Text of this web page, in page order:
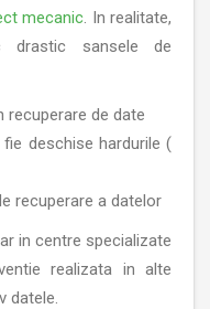
mecanic. In realitate,
drastic sansele de
recuperare de date
deschise hardurile (
recuperare a datelor
in centre specializate
realizata in alte
datele.